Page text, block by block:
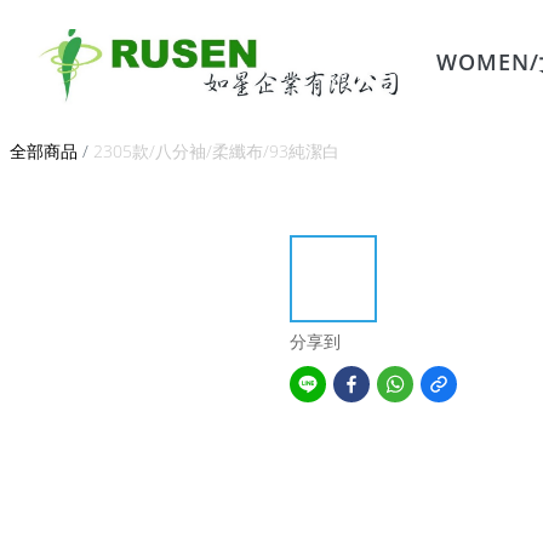
全部商品 / 2305款/八分袖/柔纖布/93純潔白
分享到